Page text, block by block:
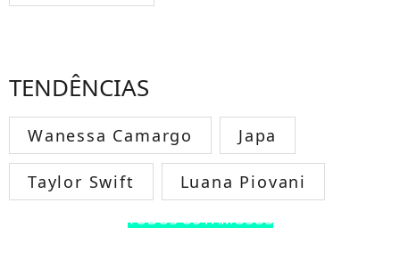
TENDÊNCIAS
Wanessa Camargo Japa
Taylor Swift Luana Piovani
TODOS OS FAMOSOS